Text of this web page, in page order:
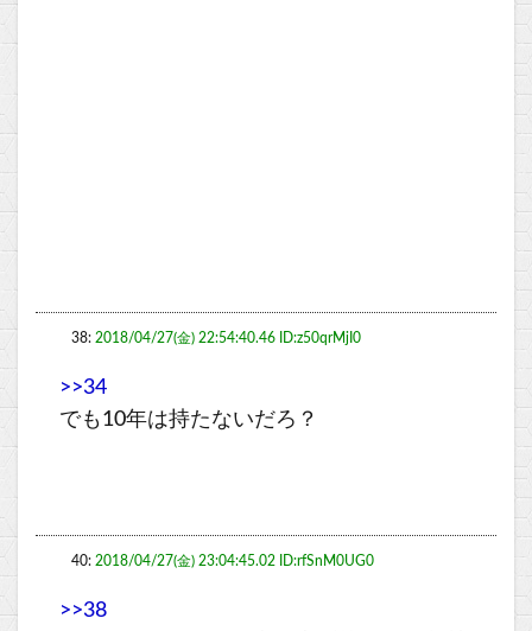
38: 2018/04/27(金) 22:54:40.46 ID:z50qrMjI0
>>34
でも10年は持たないだろ？
40: 2018/04/27(金) 23:04:45.02 ID:rfSnM0UG0
>>38